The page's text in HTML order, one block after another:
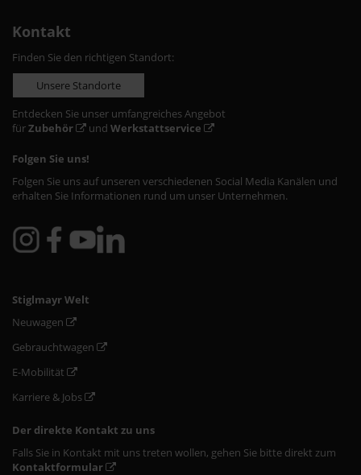
Kontakt
Finden Sie den richtigen Standort:
Unsere Standorte
Entdecken Sie unser umfangreiches Angebot
fürZubehör und Werkstattservice
Folgen Sie uns!
Folgen Sie uns auf unseren verschiedenen Social Media Kanälen und
erhalten Sie Informationen rund um unser Unternehmen.
Stiglmayr Welt
Neuwagen
Gebrauchtwagen
E-Mobilität
Karriere & Jobs
Der direkte Kontakt zu uns
Falls Sie in Kontakt mit uns treten wollen, gehen Sie bitte direkt zum
Kontaktformular